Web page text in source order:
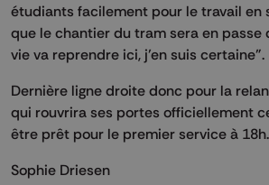
étudiants facilement pour le travail en
que le chantier du tram sera en passe
vie va reprendre ici, j’en suis certaine”.
Dernière ligne droite donc pour la
qui rouvrira ses portes officiellement
être prêt pour le premier service à
Sophie Driesen